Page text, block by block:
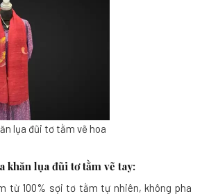
lụa đũi tơ tằm vẽ hoa
khăn lụa đũi tơ tằm vẽ tay:
từ 100% sợi tơ tằm tự nhiên, không pha